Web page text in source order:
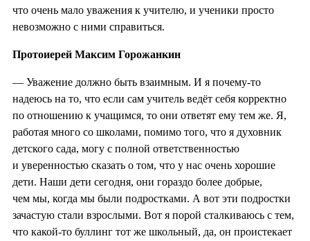
что очень мало уважения к учителю, и ученики просто
невозможно с ними справиться.
Протоиерей Максим Горожанкин
— Уважение должно быть взаимным. И я почему-то
надеюсь на то, что если сам учитель ведёт себя корректно
по отношению к учащимся, то они ответят ему тем же. Я,
работая много со школами, помимо того, что я духовник
детского сада, могу с полной ответственностью
и уверенностью сказать о том, что у нас очень хорошие
дети. Наши дети сегодня, они гораздо более добрые,
чем мы, когда мы были подростками. А вот эти подростки
зачастую стали взрослыми. Вот я порой сталкиваюсь с тем,
что какой-то буллинг тот же школьный, да, он проистекает